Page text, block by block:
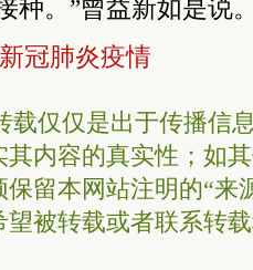
种。”曾益新如是说
冠肺炎疫情
载仅仅是出于传播信
内容的真实性；如
留本网站注明的“来
被转载或者联系转